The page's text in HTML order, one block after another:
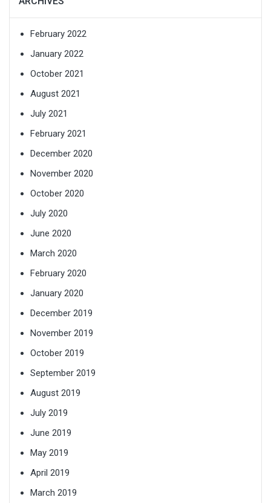
February 2022
January 2022
October 2021
August 2021
July 2021
February 2021
December 2020
November 2020
October 2020
July 2020
June 2020
March 2020
February 2020
January 2020
December 2019
November 2019
October 2019
September 2019
August 2019
July 2019
June 2019
May 2019
April 2019
March 2019